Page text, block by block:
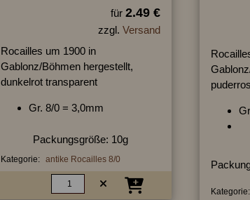
für 2.49 €
zzgl. Versand
Rocailles um 1900 in
Gablonz/Böhmen hergestellt,
dunkelrot transparent
Gr. 8/0 = 3,0mm
Packungsgröße: 10g
Kategorie: antike Rocailles 8/0
Kategorie: